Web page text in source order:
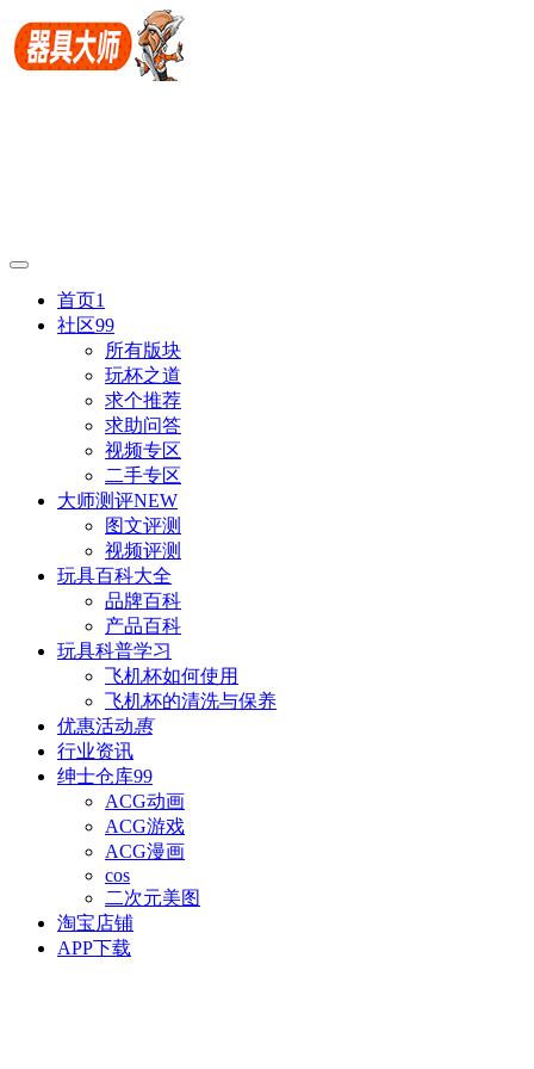
首页1
社区99
所有版块
玩杯之道
求个推荐
求助问答
视频专区
二手专区
大师测评NEW
图文评测
视频评测
玩具百科大全
品牌百科
产品百科
玩具科普学习
飞机杯如何使用
飞机杯的清洗与保养
优惠活动惠
行业资讯
绅士仓库99
ACG动画
ACG游戏
ACG漫画
cos
二次元美图
淘宝店铺
APP下载